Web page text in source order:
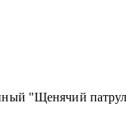
"Щенячий